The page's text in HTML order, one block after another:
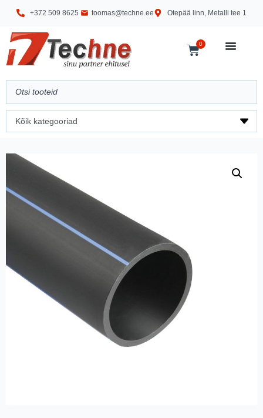
+372 509 8625 toomas@techne.ee Otepää linn, Metalli tee 1
0